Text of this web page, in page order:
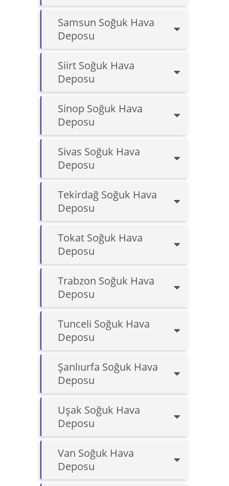
Samsun Soğuk Hava
Deposu
Siirt Soğuk Hava
Deposu
Sinop Soğuk Hava
Deposu
Sivas Soğuk Hava
Deposu
Tekirdağ Soğuk Hava
Deposu
Tokat Soğuk Hava
Deposu
Trabzon Soğuk Hava
Deposu
Tunceli Soğuk Hava
Deposu
Şanlıurfa Soğuk Hava
Deposu
Uşak Soğuk Hava
Deposu
Van Soğuk Hava
Deposu